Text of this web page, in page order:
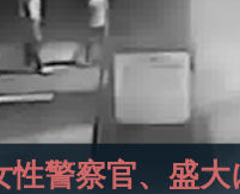
性警察官、盛